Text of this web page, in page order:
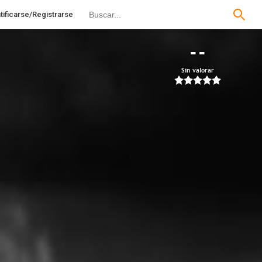
Registrarse
--
Sin valorar